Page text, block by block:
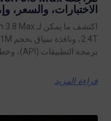
الاختبارات، والسعر،
برمجة التطبيقات (API)، وخطط الاشتراك المفتوحة قبل أن تقرر التبديل.
قراءة المزيد